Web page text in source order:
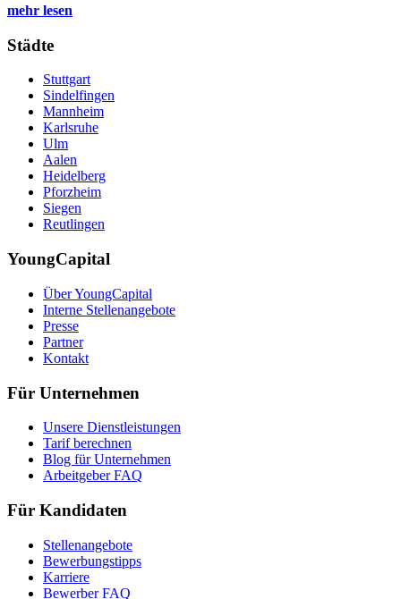
mehr lesen
Städte
Stuttgart
Sindelfingen
Mannheim
Karlsruhe
Ulm
Aalen
Heidelberg
Pforzheim
Siegen
Reutlingen
YoungCapital
Über YoungCapital
Interne Stellenangebote
Presse
Partner
Kontakt
Für Unternehmen
Unsere Dienstleistungen
Tarif berechnen
Blog für Unternehmen
Arbeitgeber FAQ
Für Kandidaten
Stellenangebote
Bewerbungstipps
Karriere
Bewerber FAQ